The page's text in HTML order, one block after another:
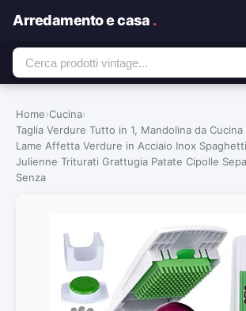
Arredamento e casa .
Home›Cucina›
Taglia Verdure Tutto in 1, Mandolina da
Lame Affetta Verdure in Acciaio Inox
Julienne Triturati Grattugia Patate Cipolle
Senza